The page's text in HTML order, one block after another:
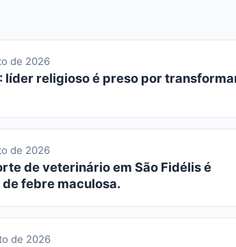
de 2026
líder religioso é preso por
de 2026
de veterinário em São Fidélis é
febre maculosa.
de 2026